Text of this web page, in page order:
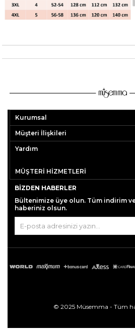
Kurumsal
Müşteri İlişkileri
Yardım
MÜŞTERİ HİZMETLERİ
BIZDEN HABERLER
Bültenimize üye olun. Tüm indirim
haberiniz olsun.
© 2025 Müsemma - Tüm